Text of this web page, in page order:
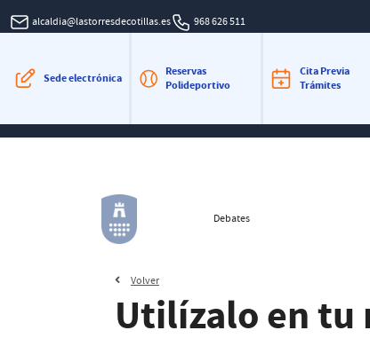
alcaldia@lastorresdecotillas.es 968 626 511
Sede electrónica
Reservas
Polideportivo
Cita Previa
Trámites
Debates
Volver
Utilízalo en tu